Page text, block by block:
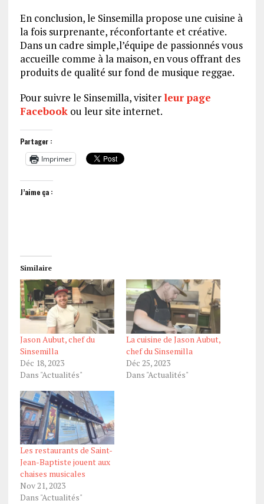
En conclusion, le Sinsemilla propose une cuisine à
la fois surprenante, réconfortante et créative.
Dans un cadre simple,l’équipe de passionnés vous
accueille comme à la maison, en vous offrant des
produits de qualité sur fond de musique reggae.
Pour suivre le Sinsemilla, visiterleur page
Facebookou leur site internet.
Partager :
Imprimer
J’aime ça :
Similaire
Jason Aubut, chef du
Sinsemilla
Déc 18, 2023
Dans "Actualités"
La cuisine de Jason Aubut,
chef du Sinsemilla
Déc 25, 2023
Dans "Actualités"
Les restaurants de Saint-
Jean-Baptiste jouent aux
chaises musicales
Nov 21, 2023
Dans "Actualités"